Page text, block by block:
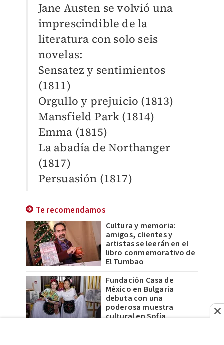
Jane Austen se volvió una
imprescindible de la
literatura con solo seis
novelas:
Sensatez y sentimientos
(1811)
Orgullo y prejuicio (1813)
Mansfield Park (1814)
Emma (1815)
La abadía de Northanger
(1817)
Persuasión (1817)
Te recomendamos
Cultura y memoria:
amigos, clientes y
artistas se leerán en el
libro conmemorativo de
El Tumbao
Fundación Casa de
México en Bulgaria
debuta con una
poderosa muestra
cultural en Sofía